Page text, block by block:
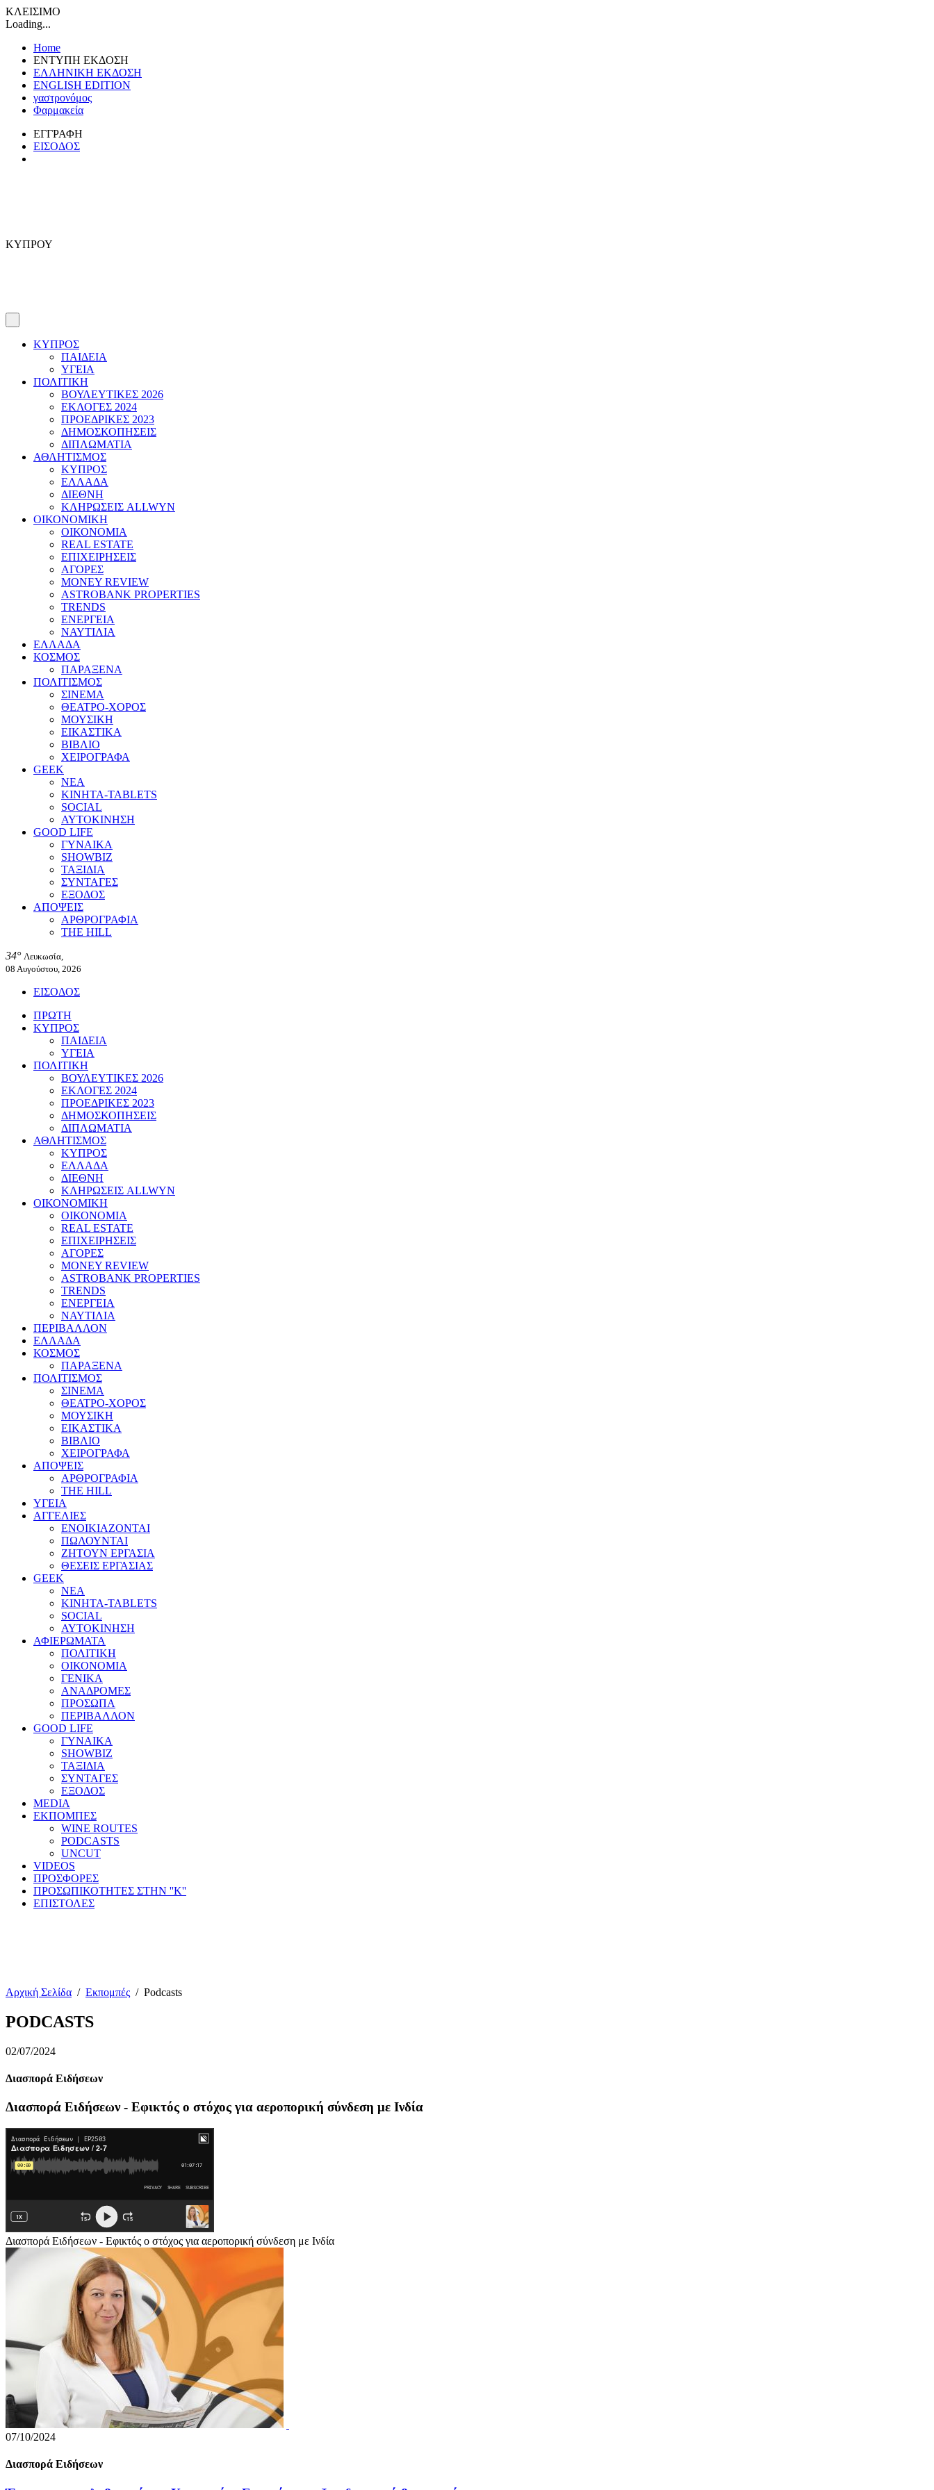
ΚΛΕΙΣΙΜΟ
Loading...
Home
ΕΝΤΥΠΗ ΕΚΔΟΣΗ
ΕΛΛΗΝΙΚΗ ΕΚΔΟΣΗ
ENGLISH EDITION
γαστρονόμος
Φαρμακεία
ΕΓΓΡΑΦΗ
ΕΙΣΟΔΟΣ
ΚΥΠΡΟΥ
ΚΥΠΡΟΣ
ΠΑΙΔΕΙΑ
ΥΓΕΙΑ
ΠΟΛΙΤΙΚΗ
ΒΟΥΛΕΥΤΙΚΕΣ 2026
ΕΚΛΟΓΕΣ 2024
ΠΡΟΕΔΡΙΚΕΣ 2023
ΔΗΜΟΣΚΟΠΗΣΕΙΣ
ΔΙΠΛΩΜΑΤΙΑ
ΑΘΛΗΤΙΣΜΟΣ
ΚΥΠΡΟΣ
ΕΛΛΑΔΑ
ΔΙΕΘΝΗ
ΚΛΗΡΩΣΕΙΣ ALLWYN
ΟΙΚΟΝΟΜΙΚΗ
ΟΙΚΟΝΟΜΙΑ
REAL ESTATE
ΕΠΙΧΕΙΡΗΣΕΙΣ
ΑΓΟΡΕΣ
MONEY REVIEW
ASTROBANK PROPERTIES
TRENDS
ΕΝΕΡΓΕΙΑ
ΝΑΥΤΙΛΙΑ
ΕΛΛΑΔΑ
ΚΟΣΜΟΣ
ΠΑΡΑΞΕΝΑ
ΠΟΛΙΤΙΣΜΟΣ
ΣΙΝΕΜΑ
ΘΕΑΤΡΟ-ΧΟΡΟΣ
ΜΟΥΣΙΚΗ
ΕΙΚΑΣΤΙΚΑ
ΒΙΒΛΙΟ
ΧΕΙΡΟΓΡΑΦΑ
GEEK
ΝΕΑ
ΚΙΝΗΤΑ-TABLETS
SOCIAL
ΑΥΤΟΚΙΝΗΣΗ
GOOD LIFE
ΓΥΝΑΙΚΑ
SHOWBIZ
ΤΑΞΙΔΙΑ
ΣΥΝΤΑΓΕΣ
ΕΞΟΔΟΣ
ΑΠΟΨΕΙΣ
ΑΡΘΡΟΓΡΑΦΙΑ
THE HILL
34° Λευκωσία,
08 Αυγούστου, 2026
ΕΙΣΟΔΟΣ
ΠΡΩΤΗ
ΚΥΠΡΟΣ
ΠΑΙΔΕΙΑ
ΥΓΕΙΑ
ΠΟΛΙΤΙΚΗ
ΒΟΥΛΕΥΤΙΚΕΣ 2026
ΕΚΛΟΓΕΣ 2024
ΠΡΟΕΔΡΙΚΕΣ 2023
ΔΗΜΟΣΚΟΠΗΣΕΙΣ
ΔΙΠΛΩΜΑΤΙΑ
ΑΘΛΗΤΙΣΜΟΣ
ΚΥΠΡΟΣ
ΕΛΛΑΔΑ
ΔΙΕΘΝΗ
ΚΛΗΡΩΣΕΙΣ ALLWYN
ΟΙΚΟΝΟΜΙΚΗ
ΟΙΚΟΝΟΜΙΑ
REAL ESTATE
ΕΠΙΧΕΙΡΗΣΕΙΣ
ΑΓΟΡΕΣ
MONEY REVIEW
ASTROBANK PROPERTIES
TRENDS
ΕΝΕΡΓΕΙΑ
ΝΑΥΤΙΛΙΑ
ΠΕΡΙΒΑΛΛΟΝ
ΕΛΛΑΔΑ
ΚΟΣΜΟΣ
ΠΑΡΑΞΕΝΑ
ΠΟΛΙΤΙΣΜΟΣ
ΣΙΝΕΜΑ
ΘΕΑΤΡΟ-ΧΟΡΟΣ
ΜΟΥΣΙΚΗ
ΕΙΚΑΣΤΙΚΑ
ΒΙΒΛΙΟ
ΧΕΙΡΟΓΡΑΦΑ
ΑΠΟΨΕΙΣ
ΑΡΘΡΟΓΡΑΦΙΑ
THE HILL
ΥΓΕΙΑ
ΑΓΓΕΛΙΕΣ
ΕΝΟΙΚΙΑΖΟΝΤΑΙ
ΠΩΛΟΥΝΤΑΙ
ΖΗΤΟΥΝ ΕΡΓΑΣΙΑ
ΘΕΣΕΙΣ ΕΡΓΑΣΙΑΣ
GEEK
ΝΕΑ
ΚΙΝΗΤΑ-TABLETS
SOCIAL
ΑΥΤΟΚΙΝΗΣΗ
ΑΦΙΕΡΩΜΑΤΑ
ΠΟΛΙΤΙΚΗ
ΟΙΚΟΝΟΜΙΑ
ΓΕΝΙΚΑ
ΑΝΑΔΡΟΜΕΣ
ΠΡΟΣΩΠΑ
ΠΕΡΙΒΑΛΛΟΝ
GOOD LIFE
ΓΥΝΑΙΚΑ
SHOWBIZ
ΤΑΞΙΔΙΑ
ΣΥΝΤΑΓΕΣ
ΕΞΟΔΟΣ
MEDIA
ΕΚΠΟΜΠΕΣ
WINE ROUTES
PODCASTS
UNCUT
VIDEOS
ΠΡΟΣΦΟΡΕΣ
ΠΡΟΣΩΠΙΚΟΤΗΤΕΣ ΣΤΗΝ ''Κ''
ΕΠΙΣΤΟΛΕΣ
Αρχική Σελίδα / Εκπομπές / Podcasts
PODCASTS
02/07/2024
Διασπορά Ειδήσεων
Διασπορά Ειδήσεων - Εφικτός ο στόχος για αεροπορική σύνδεση με Ινδία
Διασπορά Ειδήσεων - Εφικτός ο στόχος για αεροπορική σύνδεση με Ινδία
07/10/2024
Διασπορά Ειδήσεων